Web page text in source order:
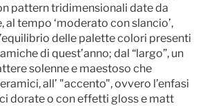
pattern tridimensionali date da
al tempo ‘moderato con slancio’,
delle palette colori presenti
di quest’anno; dal “largo”, un
solenne e maestoso che
all’ "accento", ovvero l’enfasi
dorate o con effetti gloss e matt